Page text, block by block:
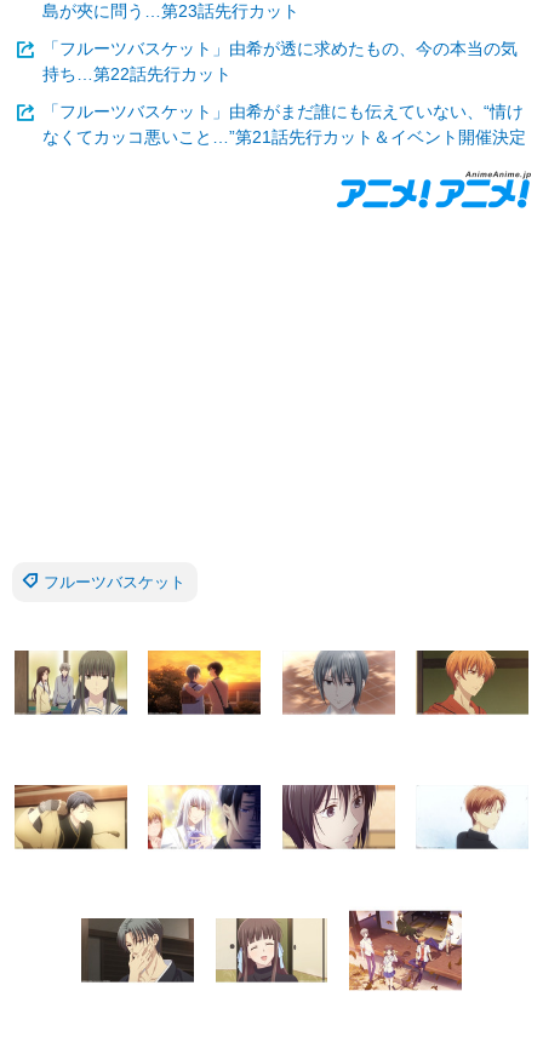
島が夾に問う…第23話先行カット
「フルーツバスケット」由希が透に求めたもの、今の本当の気
持ち…第22話先行カット
「フルーツバスケット」由希がまだ誰にも伝えていない、“情け
なくてカッコ悪いこと…”第21話先行カット＆イベント開催決定
フルーツバスケット